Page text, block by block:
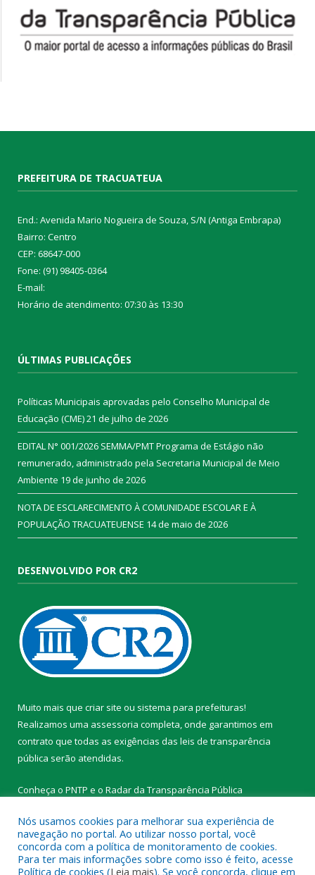
PREFEITURA DE TRACUATEUA
End.: Avenida Mario Nogueira de Souza, S/N (Antiga Embrapa)
Bairro: Centro
CEP: 68647-000
Fone: (91) 98405-0364
E-mail:
Horário de atendimento: 07:30 às 13:30
ÚLTIMAS PUBLICAÇÕES
Políticas Municipais aprovadas pelo Conselho Municipal de
Educação (CME)21 de julho de 2026
EDITAL N° 001/2026 SEMMA/PMT Programa de Estágio não
remunerado, administrado pela Secretaria Municipal de Meio
Ambiente 19 de junho de 2026
NOTA DE ESCLARECIMENTO À COMUNIDADE ESCOLAR E À
POPULAÇÃO TRACUATEUENSE 14 de maio de 2026
DESENVOLVIDO POR CR2
Muito mais que criar site ou sistema para prefeituras!
Realizamos uma assessoria completa, onde garantimos em
contrato que todas as exigências das leis de transparência
pública serão atendidas.
Conheça o PNTP e o Radar da Transparência Pública
Todos os direitos reservados a Prefeitura Municipal de
Nós usamos cookies para melhorar sua experiência de
navegação no portal. Ao utilizar nosso portal, você
concorda com a política de monitoramento de cookies.
Para ter mais informações sobre como isso é feito, acesse
Política de cookies (Leia mais). Se você concorda, clique em